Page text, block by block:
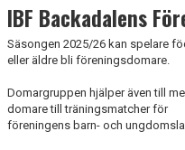
HEM
VÅRA FÖRENINGSDOMARE
IBF Backadalens
Säsongen 2025/26 kan spelare
eller äldre bli föreningsdomare.
Domargruppen hjälper även till
domare till träningsmatcher för
föreningens barn- och